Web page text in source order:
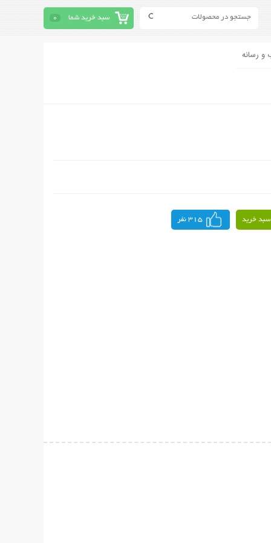
سبد خرید شما 0
و رسانه
خرید 315 نفر